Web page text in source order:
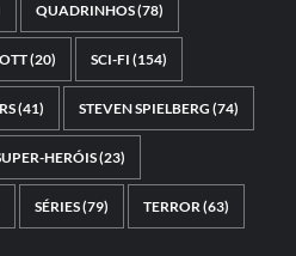
QUADRINHOS(78)
(20) SCI-FI (154)
(41) STEVEN SPIELBERG (74)
HERÓIS(23)
SÉRIES(79) TERROR(63)